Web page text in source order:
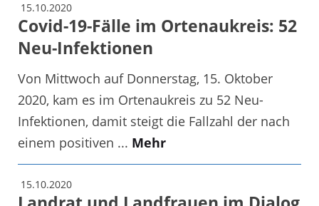
15.10.2020
Covid-19-Fälle im Ortenaukreis: 52
Neu-Infektionen
Von Mittwoch auf Donnerstag, 15. Oktober
2020, kam es im Ortenaukreis zu 52 Neu-
Infektionen, damit steigt die Fallzahl der nach
einem positiven ... Mehr
15.10.2020